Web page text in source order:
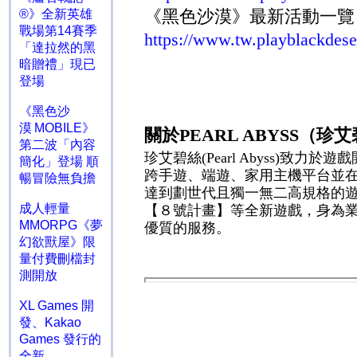
®》全新英雄
戰場第14賽季
「達拉然的黑
暗贈禮」現已
登場
《黑色沙
漠 MOBILE》
第二波「內容
簡化」登場 順
暢冒險無負擔
成人輕量
MMORPG《夢
幻欲獸屋》限
量付費刪檔封
測開放
XL Games 開
發、Kakao
Games 發行的
《黑色沙漠》最新活動一
https://
關於PEARL ABYSS （珍
珍艾碧絲(Pearl Abyss)致力於遊戲
跨手遊、端遊、家用主機平台並
達到劃世代且獨一無二高規格的
【８號計畫】等全新遊戲，身
優質的服務。